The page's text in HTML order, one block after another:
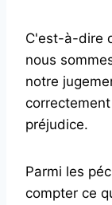
C'est-à-dire
nous
notre
préjudice.
Parmi les
compter ce